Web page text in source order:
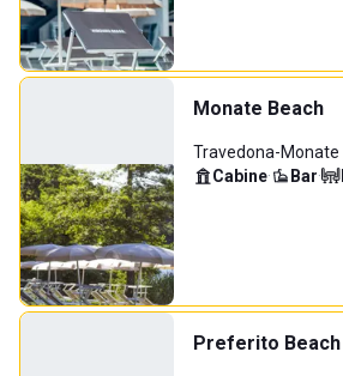
Monate Beach
Travedona-Monate
Cabine· Bar·
Preferito Beach